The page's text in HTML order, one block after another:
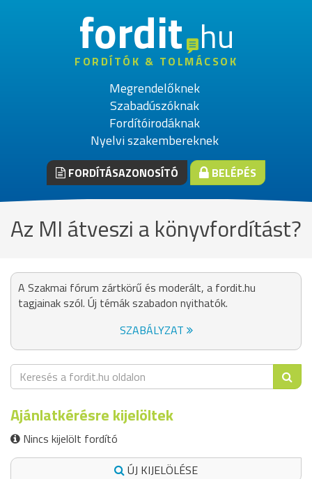
fordithu
FORDÍTÓK & TOLMÁCSOK
Megrendelőknek
Szabadúszóknak
Fordítóirodáknak
Nyelvi szakembereknek
FORDÍTÁSAZONOSÍTÓ BELÉPÉS
Az MI átveszi a könyvfordítást?
A Szakmai fórum zártkörű és moderált, a fordit.hu
tagjainak szól. Új témák szabadon nyithatók.
SZABÁLYZAT
Ajánlatkérésre kijelöltek
Nincs kijelölt fordító
ÚJ KIJELÖLÉSE